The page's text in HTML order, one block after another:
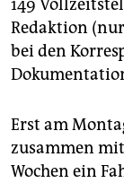
149
Redaktion
bei den
Erst am
zusammen
Wochen ein